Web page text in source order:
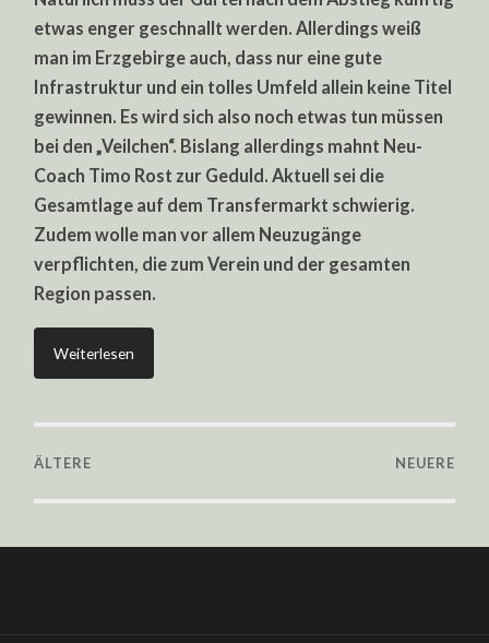
GEDULD
AUF
DEM
TRANSFERMARKT
etwas enger geschnallt werden. Allerdings weiß
man im Erzgebirge auch, dass nur eine gute
Infrastruktur und ein tolles Umfeld allein keine Titel
gewinnen. Es wird sich also noch etwas tun müssen
bei den „Veilchen“. Bislang allerdings mahnt Neu-
Coach Timo Rost zur Geduld. Aktuell sei die
Gesamtlage auf dem Transfermarkt schwierig.
Zudem wolle man vor allem Neuzugänge
verpflichten, die zum Verein und der gesamten
Region passen.
Weiterlesen
ÄLTERE NEUERE